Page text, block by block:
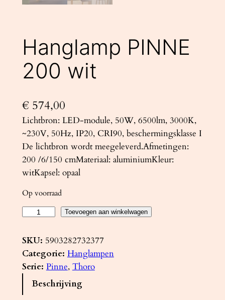
Hanglamp PINNE
200 wit
€ 574,00
Lichtbron: LED-module, 50W, 6500lm, 3000K,
~230V, 50Hz, IP20, CRI90, beschermingsklasse I
De lichtbron wordt meegeleverd.Afmetingen:
200 /6/150 cmMateriaal: aluminiumKleur:
witKapsel: opaal
Op voorraad
n
g
l
Toevoegen aan winkelwagen
SKU: 5903282732377
Categorie: Hanglampen
Serie: Pinne, Thoro
Beschrijving